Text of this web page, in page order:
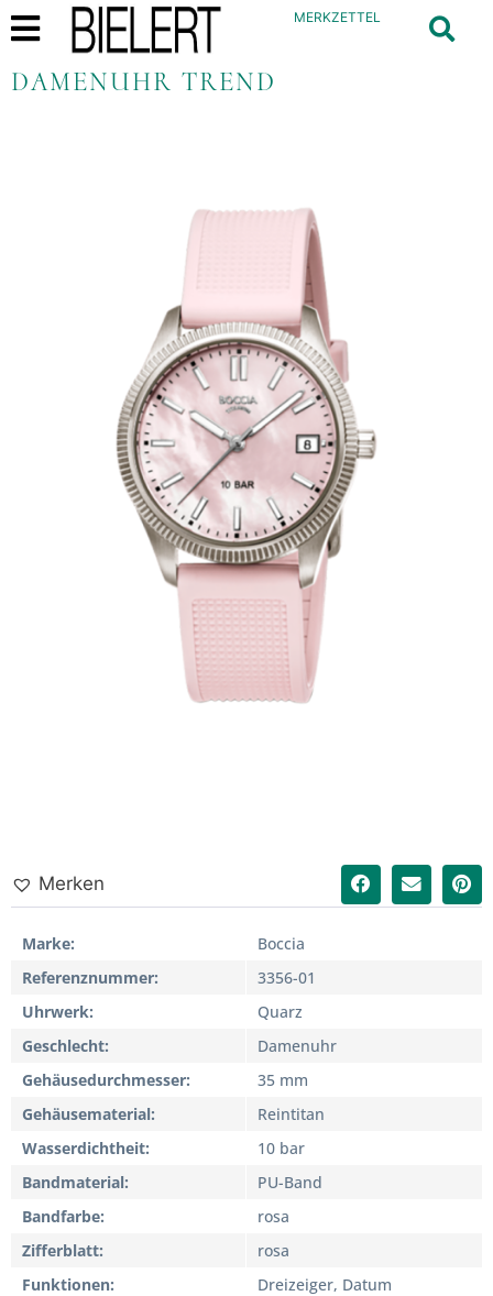
MERKZETTEL
DAMENUHR TREND
Merken
Marke
Boccia
Referenznummer
3356-01
Uhrwerk
Quarz
Geschlecht
Damenuhr
Gehäusedurchmesser
35 mm
Gehäusematerial
Reintitan
Wasserdichtheit
10 bar
Bandmaterial
PU-Band
Bandfarbe
rosa
Zifferblatt
rosa
Funktionen
Dreizeiger, Datum